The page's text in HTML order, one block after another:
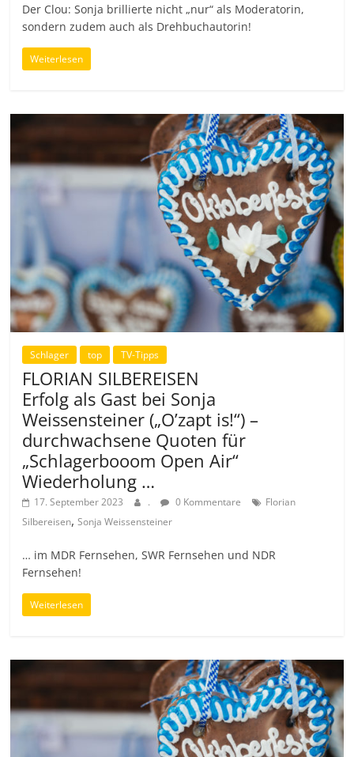
Der Clou: Sonja brillierte nicht „nur“ als Moderatorin,
sondern zudem auch als Drehbuchautorin!
Weiterlesen
Schlager top TV-Tipps
FLORIAN SILBEREISEN
Erfolg als Gast bei Sonja
Weissensteiner („O’zapt is!“) –
durchwachsene Quoten für
„Schlagerbooom Open Air“
Wiederholung …
17. September 2023 . 0 Kommentare
Florian
Silbereisen,Sonja Weissensteiner
… im MDR Fernsehen, SWR Fernsehen und NDR
Fernsehen!
Weiterlesen